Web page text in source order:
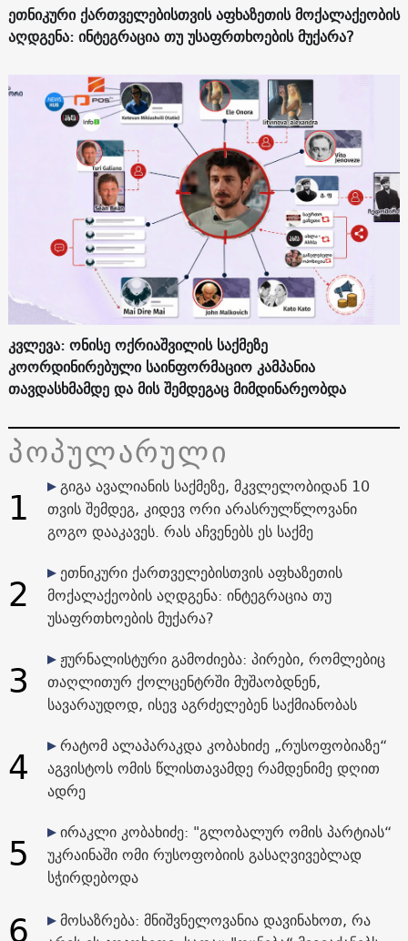
ეთნიკური ქართველებისთვის აფხაზეთის მოქალაქეობის
აღდგენა: ინტეგრაცია თუ უსაფრთხოების მუქარა?
კვლევა: ონისე ოქრიაშვილის საქმეზე
კოორდინირებული საინფორმაციო კამპანია
თავდასხმამდე და მის შემდეგაც მიმდინარეობდა
პოპულარული
1
გიგა ავალიანის საქმეზე, მკვლელობიდან 10
თვის შემდეგ, კიდევ ორი არასრულწლოვანი
გოგო დააკავეს. რას აჩვენებს ეს საქმე
2
ეთნიკური ქართველებისთვის აფხაზეთის
მოქალაქეობის აღდგენა: ინტეგრაცია თუ
უსაფრთხოების მუქარა?
3
ჟურნალისტური გამოძიება: პირები, რომლებიც
თაღლითურ ქოლცენტრში მუშაობდნენ,
სავარაუდოდ, ისევ აგრძელებენ საქმიანობას
4
რატომ ალაპარაკდა კობახიძე „რუსოფობიაზე“
აგვისტოს ომის წლისთავამდე რამდენიმე დღით
ადრე
5
ირაკლი კობახიძე: "გლობალურ ომის პარტიას“
უკრაინაში ომი რუსოფობიის გასაღვივებლად
სჭირდებოდა
მოსაზრება: მნიშვნელოვანია დავინახოთ, რა